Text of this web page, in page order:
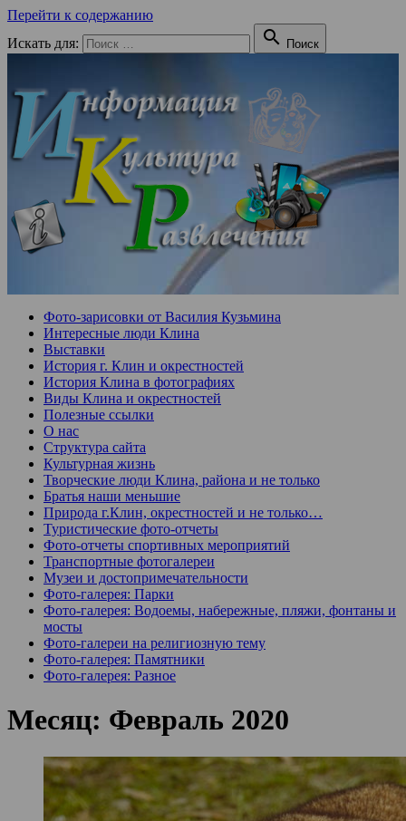
Перейти к содержанию
Искать для:
 Поиск
Фото-зарисовки от Василия Кузьмина
Интересные люди Клина
Выставки
История г. Клин и окрестностей
История Клина в фотографиях
Виды Клина и окрестностей
Полезные ссылки
О нас
Структура сайта
Культурная жизнь
Творческие люди Клина, района и не только
Братья наши меньшие
Природа г.Клин, окрестностей и не только…
Туристические фото-отчеты
Фото-отчеты спортивных мероприятий
Транспортные фотогалереи
Музеи и достопримечательности
Фото-галерея: Парки
Фото-галерея: Водоемы, набережные, пляжи, фонтаны и
мосты
Фото-галереи на религиозную тему
Фото-галерея: Памятники
Фото-галерея: Разное
Месяц: Февраль 2020